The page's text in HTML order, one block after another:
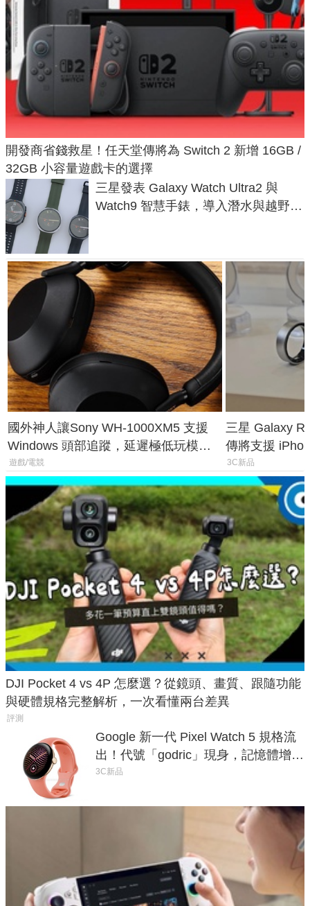
開發商省錢救星！任天堂傳將為 Switch 2 新增 16GB /
32GB 小容量遊戲卡的選擇
三星發表 Galaxy Watch Ultra2 與
Watch9 智慧手錶，導入潛水與越野跑
國外神人讓Sony WH-1000XM5 支援
Windows 頭部追蹤，延遲極低玩模擬
飛行超有感
遊戲/電競
三星 Galaxy
傳將支援
慧家電連動功
3C新品
DJI Pocket 4 vs 4P 怎麼選？從鏡頭、畫質、跟隨功能
與硬體規格完整解析，一次看懂兩台差異
評測
Google 新一代 Pixel Watch 5 規格流
出！代號「godric」現身，記憶體增強
鎖定 AI 應用
3C新品